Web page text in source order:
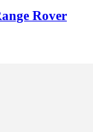
Rover